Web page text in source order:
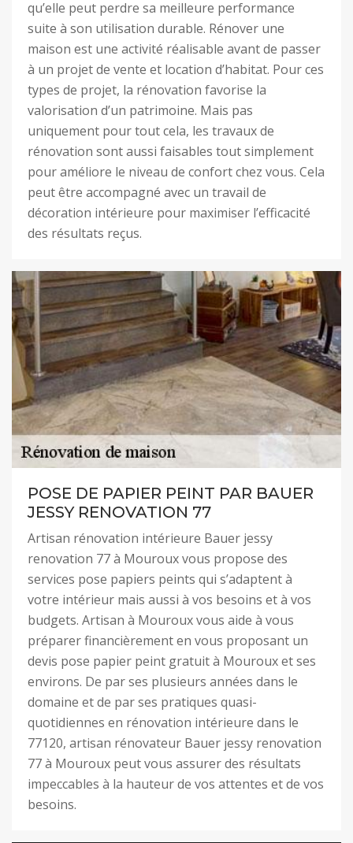
qu’elle peut perdre sa meilleure performance
suite à son utilisation durable. Rénover une
maison est une activité réalisable avant de passer
à un projet de vente et location d’habitat. Pour ces
types de projet, la rénovation favorise la
valorisation d’un patrimoine. Mais pas
uniquement pour tout cela, les travaux de
rénovation sont aussi faisables tout simplement
pour améliore le niveau de confort chez vous. Cela
peut être accompagné avec un travail de
décoration intérieure pour maximiser l’efficacité
des résultats reçus.
POSE DE PAPIER PEINT PAR BAUER
JESSY RENOVATION 77
Artisan rénovation intérieure Bauer jessy
renovation 77 à Mouroux vous propose des
services pose papiers peints qui s’adaptent à
votre intérieur mais aussi à vos besoins et à vos
budgets. Artisan à Mouroux vous aide à vous
préparer financièrement en vous proposant un
devis pose papier peint gratuit à Mouroux et ses
environs. De par ses plusieurs années dans le
domaine et de par ses pratiques quasi-
quotidiennes en rénovation intérieure dans le
77120, artisan rénovateur Bauer jessy renovation
77 à Mouroux peut vous assurer des résultats
impeccables à la hauteur de vos attentes et de vos
besoins.